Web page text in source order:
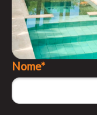
Nome*